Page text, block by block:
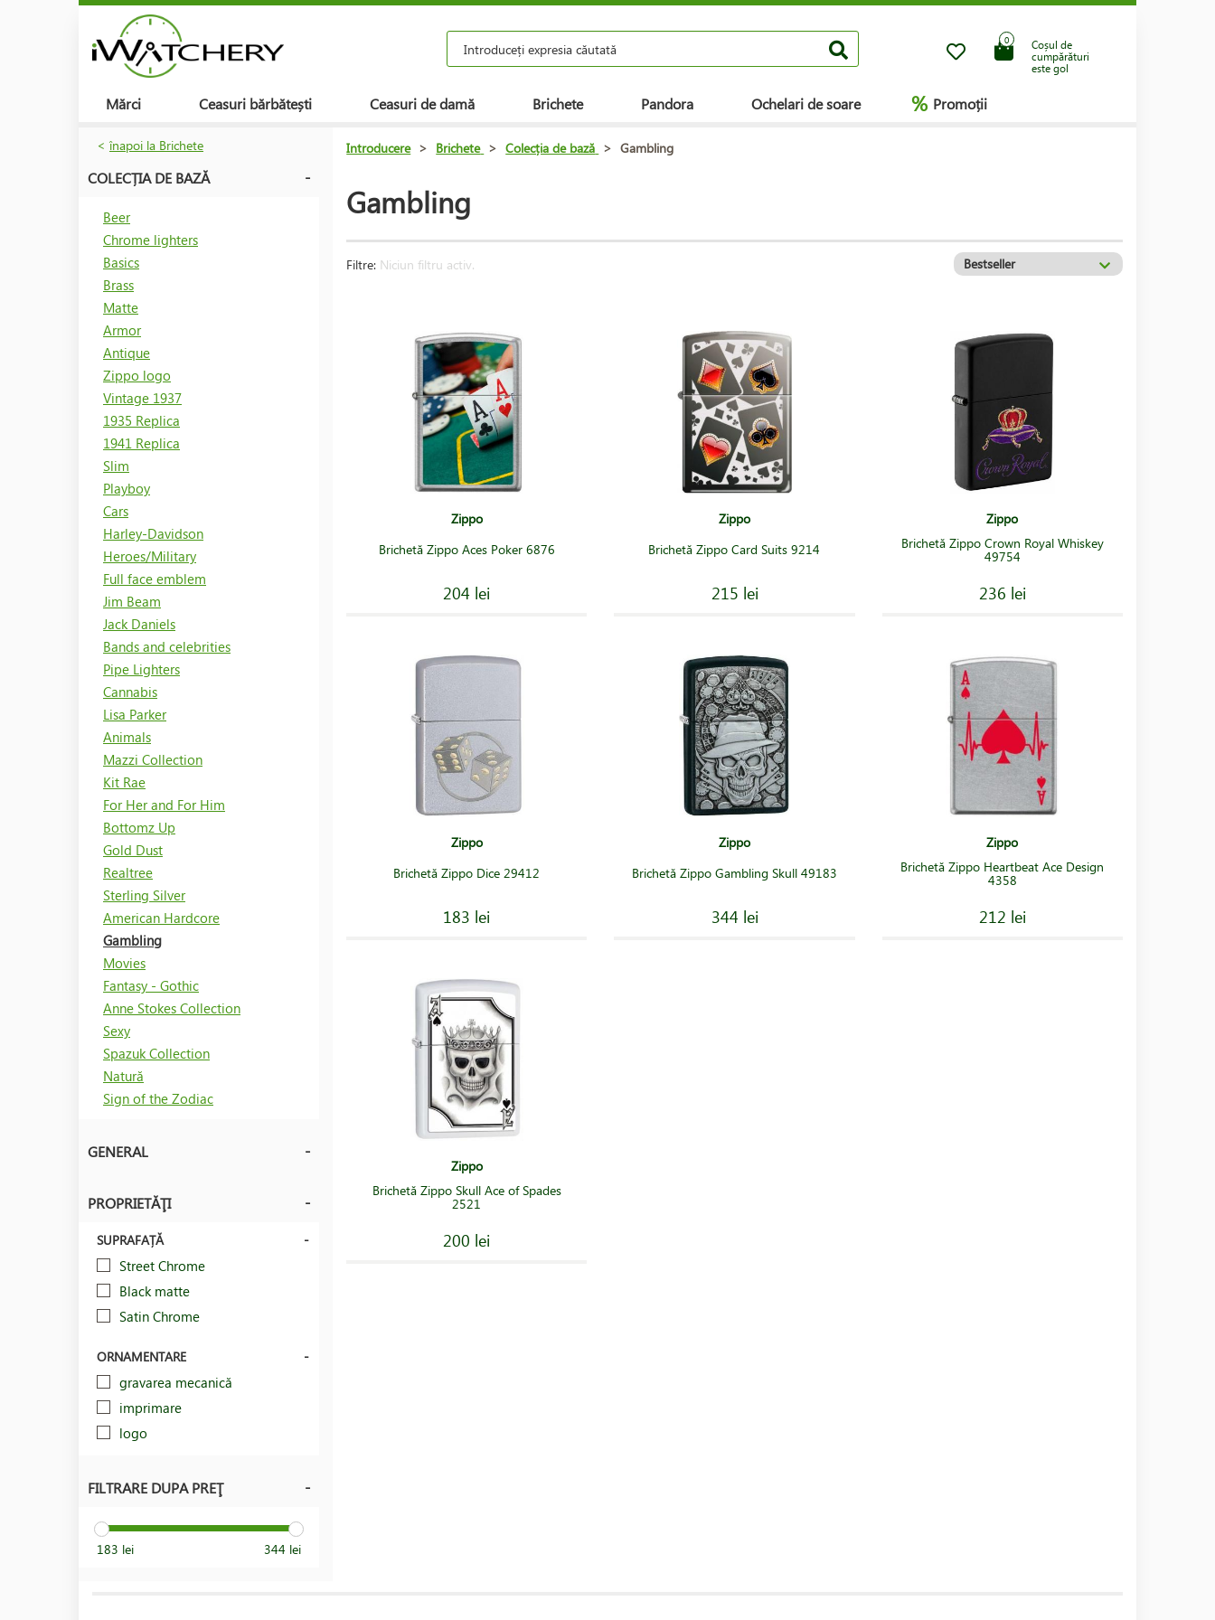
Coșul de
cumpărături
este gol
0
Mărci Ceasuri bărbătești Ceasuri de damă Brichete Pandora Ochelari de soare % Promoții
< înapoi la Brichete
COLECȚIA DE BAZĂ
Beer
Chrome lighters
Basics
Brass
Matte
Armor
Antique
Zippo logo
Vintage 1937
1935 Replica
1941 Replica
Slim
Playboy
Cars
Harley-Davidson
Heroes/Military
Full face emblem
Jim Beam
Jack Daniels
Bands and celebrities
Pipe Lighters
Cannabis
Lisa Parker
Animals
Mazzi Collection
Kit Rae
For Her and For Him
Bottomz Up
Gold Dust
Realtree
Sterling Silver
American Hardcore
Gambling
Movies
Fantasy - Gothic
Anne Stokes Collection
Sexy
Spazuk Collection
Natură
Sign of the Zodiac
GENERAL
PROPRIETĂŢI
SUPRAFAȚĂ
Street Chrome
Black matte
Satin Chrome
ORNAMENTARE
gravarea mecanică
imprimare
logo
FILTRARE DUPA PREŢ
183 lei 344 lei
Introducere > Brichete > Colecția de bază > Gambling
Gambling
Filtre: Niciun filtru activ.
Zippo
Brichetă Zippo Aces Poker 6876
204 lei
Zippo
Brichetă Zippo Card Suits 9214
215 lei
Zippo
Brichetă Zippo Crown Royal Whiskey
49754
236 lei
Zippo
Brichetă Zippo Dice 29412
183 lei
Zippo
Brichetă Zippo Gambling Skull 49183
344 lei
Zippo
Brichetă Zippo Heartbeat Ace Design
4358
212 lei
Zippo
Brichetă Zippo Skull Ace of Spades
2521
200 lei